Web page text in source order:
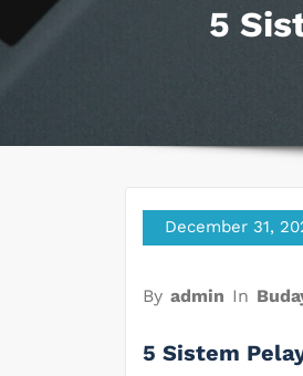
5
December 31,
By admin In
5 Sistem